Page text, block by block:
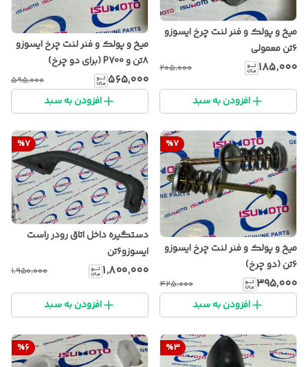
میخ و پولک و فنر لنت چرخ ایسوزو
۶تن معمولی
۱۸۵٬۰۰۰ ۲۰۵٬۰۰۰
افزودن به سبد
میخ و پولک و فنر لنت چرخ ایسوزو
۸تن و P700 (برای دو چرخ)
۵۶۵٬۰۰۰ ۵۹۵٬۰۰۰
افزودن به سبد
%7
میخ و پولک و فنر لنت چرخ ایسوزو
۶تن (دو چرخ)
۳۹۵٬۰۰۰ ۴۲۵٬۰۰۰
افزودن به سبد
%7
دستگیره داخل اتاق رودر راست
ایسوزو۶تن
۱٬۸۰۰٬۰۰۰ ۱٬۹۵۰٬۰۰۰
افزودن به سبد
%3
%6